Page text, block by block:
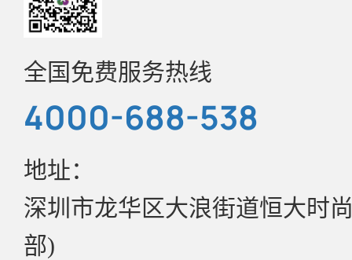
更多行业分类
环保证书
样品申请
目录书
实验室介绍
资质证书
公司资讯
管理政策
招聘中心
全国免费服务热线
4000-688-538
地址：
深圳市龙华区大浪街道恒大时
部)